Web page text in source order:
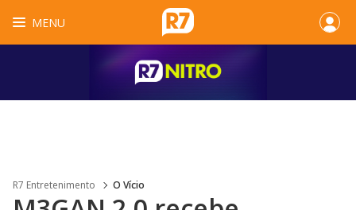
MENU
R7 Entretenimento O Vício